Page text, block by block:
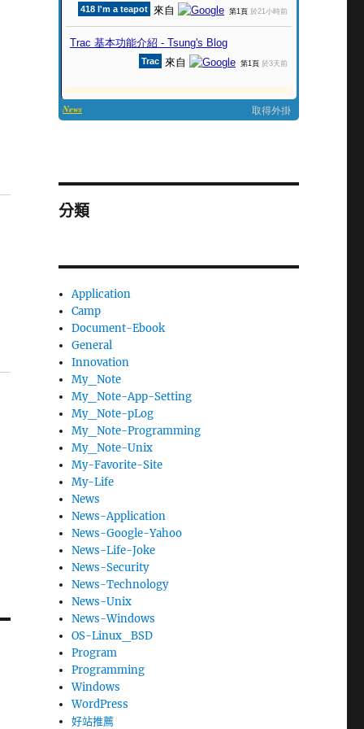
分類
Application
Camp
Document-Ebook
General
Innovation
My_Note
My_Note-App-Setting
My_Note-pLog
My_Note-Programming
My_Note-Unix
My-Favorite-Site
My-Life
News
News-Application
News-Google-Yahoo
News-Life-Joke
News-Security
News-Technology
News-Unix
News-Windows
OS-Linux_BSD
Program
Programming
Windows
WordPress
好站推薦